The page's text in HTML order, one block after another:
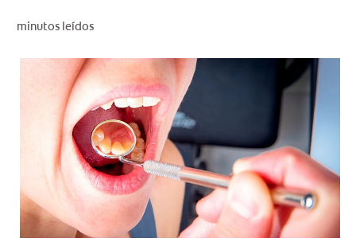
PROMOCIONES
HN (ES)
SUSCRÍBASE
minutos leídos